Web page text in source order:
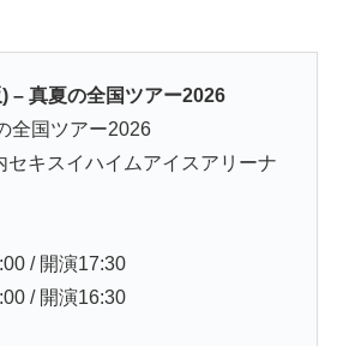
– 真夏の全国ツアー2026
全国ツアー2026
セキスイハイムアイスアリーナ
/ 開演17:30
/ 開演16:30